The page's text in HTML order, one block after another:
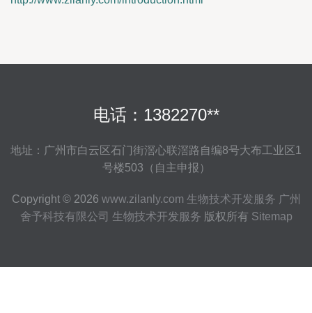
电话：1382270**
地址：广州市白云区石门街滘心联滘路自编8号大布工业区1
号楼503（自主申报）
Copyright © 2026 www.zilanly.com 生物技术开发服务 广州
舍予科技有限公司 生物技术开发服务 版权所有 Sitemap